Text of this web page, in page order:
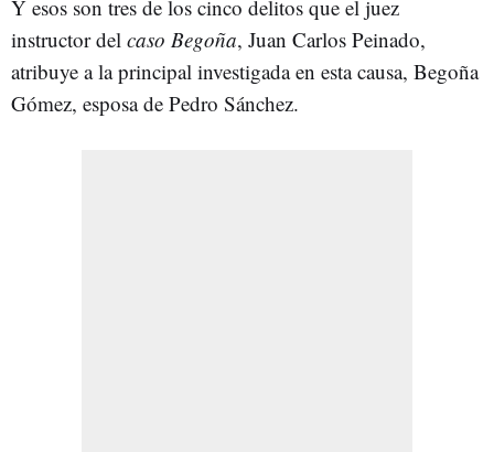
Y esos son tres de los cinco delitos que el juez
instructor del caso Begoña, Juan Carlos Peinado,
atribuye a la principal investigada en esta causa, Begoña
Gómez, esposa de Pedro Sánchez.